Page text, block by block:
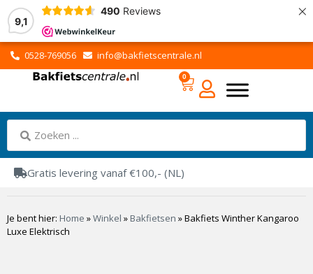
9,1
490 Reviews ×
0528-769056 info@bakfietscentrale.nl
0
Gratis levering vanaf €100,- (NL)
Je bent hier: Home »Winkel » Bakfietsen »Bakfiets Winther Kangaroo
Luxe Elektrisch